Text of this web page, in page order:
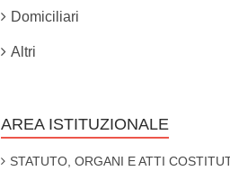
Domiciliari
Altri
AREA ISTITUZIONALE
STATUTO, ORGANI E ATTI